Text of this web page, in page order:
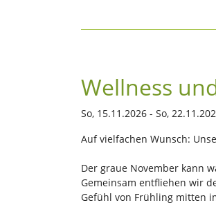
Wellness
So, 15.11.2026 - So,
Auf vielfachen Wunsch:
Der graue November kann
Gemeinsam entfliehen wir
Gefühl von Frühling mitten